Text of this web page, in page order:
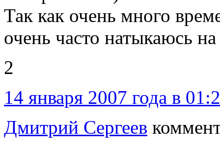
Так как очень много
очень часто натыкаюсь
2
14 января 2007 года в
Дмитрий Сергеев